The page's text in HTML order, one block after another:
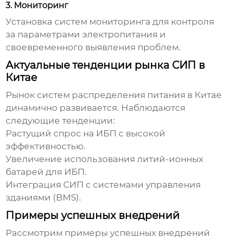
3. Мониторинг
Установка систем мониторинга для контроля
за параметрами электропитания и
своевременного выявления проблем.
Актуальные тенденции рынка СИП в
Китае
Рынок систем распределения питания в Китае
динамично развивается. Наблюдаются
следующие тенденции:
Растущий спрос на ИБП с высокой
эффективностью.
Увеличение использования литий-ионных
батарей для ИБП.
Интеграция СИП с системами управления
зданиями (BMS).
Примеры успешных внедрений
Рассмотрим примеры успешных внедрений